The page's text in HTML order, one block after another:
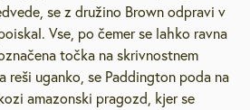
se z družino Brown odpravi v
Vse, po čemer se lahko ravna
točka na skrivnostnem
reši uganko, se Paddington poda na
amazonski pragozd, kjer se